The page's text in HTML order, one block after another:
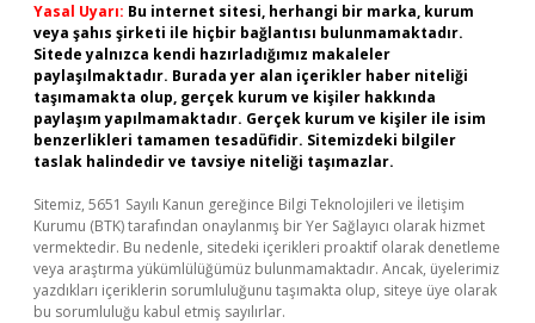
Yasal Uyarı: Bu internet sitesi, herhangi bir marka, kurum
veya şahıs şirketi ile hiçbir bağlantısı bulunmamaktadır.
Sitede yalnızca kendi hazırladığımız makaleler
paylaşılmaktadır. Burada yer alan içerikler haber niteliği
taşımamakta olup, gerçek kurum ve kişiler hakkında
paylaşım yapılmamaktadır. Gerçek kurum ve kişiler ile isim
benzerlikleri tamamen tesadüfidir. Sitemizdeki bilgiler
taslak halindedir ve tavsiye niteliği taşımazlar.
Sitemiz, 5651 Sayılı Kanun gereğince Bilgi Teknolojileri ve İletişim
Kurumu (BTK) tarafından onaylanmış bir Yer Sağlayıcı olarak hizmet
vermektedir. Bu nedenle, sitedeki içerikleri proaktif olarak denetleme
veya araştırma yükümlülüğümüz bulunmamaktadır. Ancak, üyelerimiz
yazdıkları içeriklerin sorumluluğunu taşımakta olup, siteye üye olarak
bu sorumluluğu kabul etmiş sayılırlar.